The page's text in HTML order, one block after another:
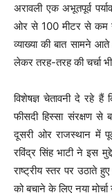
अरावली एक अभूतपूर्व
ओर से 100 मीटर से कम
व्याख्या की बात सामने
लेकर तरह-तरह की चर्चा
विशेषज्ञ चेतावनी दे रहे हैं
फीसदी हिस्सा संरक्षण से
दूसरी ओर राजस्थान में
रविंद्र सिंह भाटी ने इस
राष्ट्रीय स्तर पर उठाते
को बचाने के लिए नया